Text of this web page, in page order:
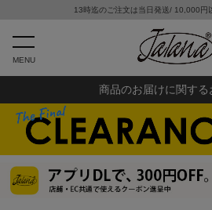
13時迄のご注文は当日発送/ 10,000円
MENU
商品のお届けに関する